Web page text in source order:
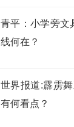
青平：小学旁文
线何在？
世界报道:霹雳
有何看点？